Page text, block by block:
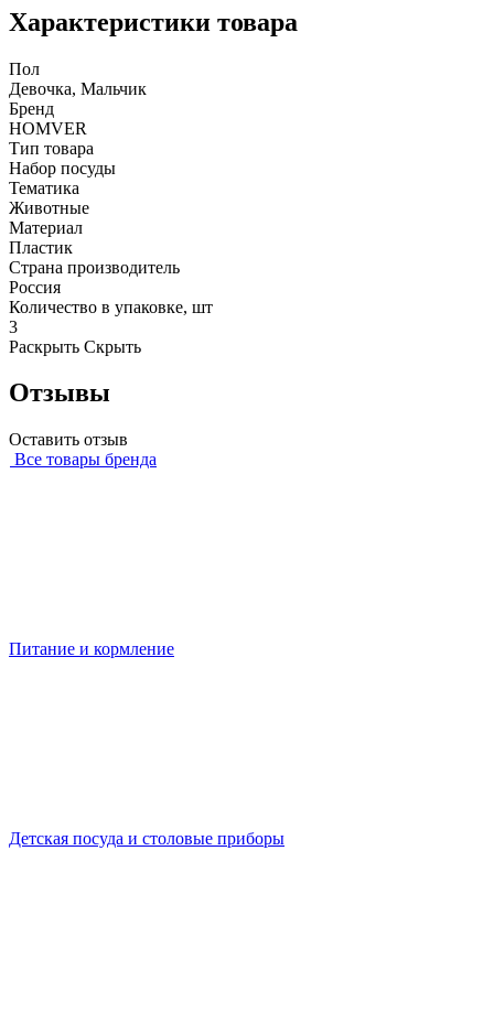
Характеристики товара
Пол
Девочка, Мальчик
Бренд
HOMVER
Тип товара
Набор посуды
Тематика
Животные
Материал
Пластик
Страна производитель
Россия
Количество в упаковке, шт
3
Раскрыть Скрыть
Отзывы
Оставить отзыв
Все товары бренда
Питание и кормление
Детская посуда и столовые приборы